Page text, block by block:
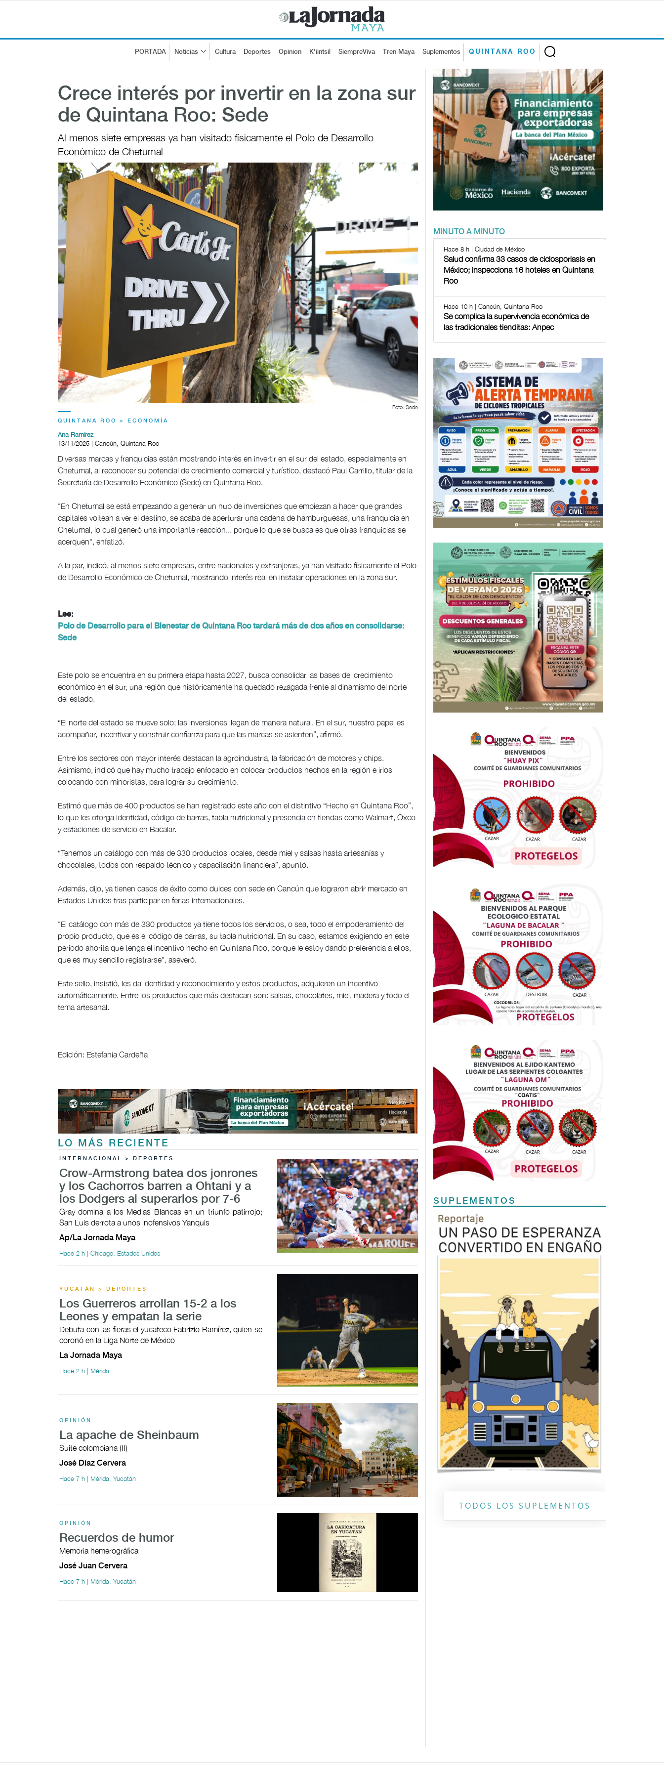
PORTADA Noticias Cultura Deportes Opinion K'iintsil SiempreViva Tren Maya Suplementos QUINTANA ROO
Crece interés por invertir en la zona sur
de Quintana Roo: Sede
Al menos siete empresas ya han visitado físicamente el Polo de Desarrollo
Económico de Chetumal
Foto: Sede
QUINTANA ROO > ECONOMÍA
Ana Ramírez
13/11/2025 | Cancún, Quintana Roo
Diversas marcas y franquicias están mostrando interés en invertir en el sur del estado, especialmente en
Chetumal, al reconocer su potencial de crecimiento comercial y turístico, destacó Paul Carrillo, titular de la
Secretaría de Desarrollo Económico (Sede) en Quintana Roo.
"En Chetumal se está empezando a generar un hub de inversiones que empiezan a hacer que grandes
capitales voltean a ver el destino, se acaba de aperturar una cadena de hamburguesas, una franquicia en
Chetumal, lo cual generó una importante reacción... porque lo que se busca es que otras franquicias se
acerquen", enfatizó.
A la par, indicó, al menos siete empresas, entre nacionales y extranjeras, ya han visitado físicamente el Polo
de Desarrollo Económico de Chetumal, mostrando interés real en instalar operaciones en la zona sur.
Lee:
Polo de Desarrollo para el Bienestar de Quintana Roo tardará más de dos años en consolidarse:
Sede
Este polo se encuentra en su primera etapa hasta 2027, busca consolidar las bases del crecimiento
económico en el sur, una región que históricamente ha quedado rezagada frente al dinamismo del norte
del estado.
“El norte del estado se mueve solo; las inversiones llegan de manera natural. En el sur, nuestro papel es
acompañar, incentivar y construir confianza para que las marcas se asienten”, afirmó.
Entre los sectores con mayor interés destacan la agroindustria, la fabricación de motores y chips.
Asimismo, indicó que hay mucho trabajo enfocado en colocar productos hechos en la región e irlos
colocando con minoristas, para lograr su crecimiento.
Estimó que más de 400 productos se han registrado este año con el distintivo “Hecho en Quintana Roo”,
lo que les otorga identidad, código de barras, tabla nutricional y presencia en tiendas como Walmart, Oxco
y estaciones de servicio en Bacalar.
“Tenemos un catálogo con más de 330 productos locales, desde miel y salsas hasta artesanías y
chocolates, todos con respaldo técnico y capacitación financiera”, apuntó.
Además, dijo, ya tienen casos de éxito como dulces con sede en Cancún que lograron abrir mercado en
Estados Unidos tras participar en ferias internacionales.
"El catálogo con más de 330 productos ya tiene todos los servicios, o sea, todo el empoderamiento del
propio producto, que es el código de barras, su tabla nutricional. En su caso, estamos exigiendo en este
periodo ahorita que tenga el incentivo hecho en Quintana Roo, porque le estoy dando preferencia a ellos,
que es muy sencillo registrarse", aseveró.
Este sello, insistió, les da identidad y reconocimiento y estos productos, adquieren un incentivo
automáticamente. Entre los productos que más destacan son: salsas, chocolates, miel, madera y todo el
tema artesanal.
Edición: Estefanía Cardeña
LO MÁS RECIENTE
INTERNACIONAL > DEPORTES
Crow-Armstrong batea dos jonrones
y los Cachorros barren a Ohtani y a
los Dodgers al superarlos por 7-6
Gray domina a los Medias Blancas en un triunfo patirrojo;
San Luis derrota a unos inofensivos Yanquis
Ap/La Jornada Maya
Hace 2 h | Chicago, Estados Unidos
YUCATÁN > DEPORTES
Los Guerreros arrollan 15-2 a los
Leones y empatan la serie
Debuta con las fieras el yucateco Fabrizio Ramírez, quien se
coronó en la Liga Norte de México
La Jornada Maya
Hace 2 h | Mérida
OPINIÓN
La apache de Sheinbaum
Suite colombiana (II)
José Díaz Cervera
Hace 7 h | Mérida, Yucatán
OPINIÓN
Recuerdos de humor
Memoria hemerográfica
José Juan Cervera
Hace 7 h | Mérida, Yucatán
MINUTO A MINUTO
Hace 8 h | Ciudad de México
Salud confirma 33 casos de ciclosporiasis en
México; inspecciona 16 hoteles en Quintana
Roo
Hace 10 h | Cancún, Quintana Roo
Se complica la supervivencia económica de
las tradicionales tienditas: Anpec
SUPLEMENTOS
Previous
TODOS LOS SUPLEMENTOS